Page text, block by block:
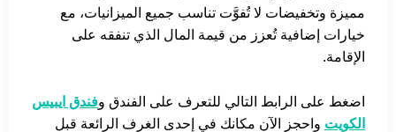
مميزة وتخفيضات لا تُفوَّت تناسب جميع الميزانيات، مع
خيارات إضافية تُعزز من قيمة المال الذي تنفقه على
الإقامة.
اضغط على الرابط التالي للتعرف على الفندق وفندق ايبيس
الكويت واحجز الآن مكانك في إحدى الغرف الرائعة قبل